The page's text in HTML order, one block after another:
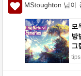
MStoughton 님이
모
방
그